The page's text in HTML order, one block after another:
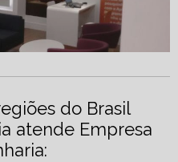
do Brasil
atende Empresa